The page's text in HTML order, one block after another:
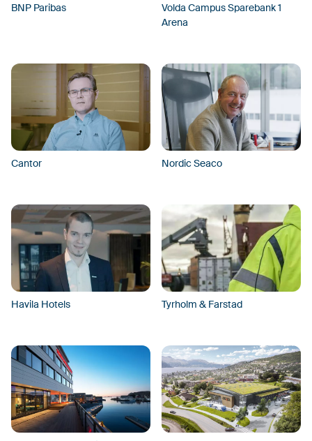
BNP Paribas
Volda Campus Sparebank 1
Arena
Cantor Nordic Seaco
Havila Hotels Tyrholm & Farstad